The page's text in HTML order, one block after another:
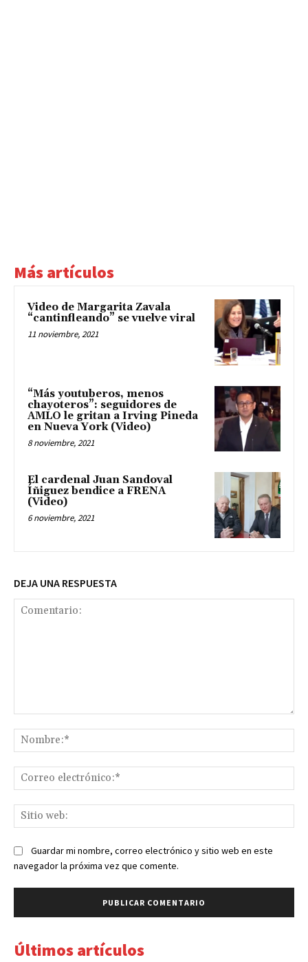
Más artículos
Video de Margarita Zavala
“cantinfleando” se vuelve viral
11 noviembre, 2021
“Más youtuberos, menos
chayoteros”: seguidores de
AMLO le gritan a Irving Pineda
en Nueva York (Video)
8 noviembre, 2021
El cardenal Juan Sandoval
Íñiguez bendice a FRENA
(Video)
6 noviembre, 2021
DEJA UNA RESPUESTA
Guardar mi nombre, correo electrónico y sitio web en este
navegador la próxima vez que comente.
Últimos artículos